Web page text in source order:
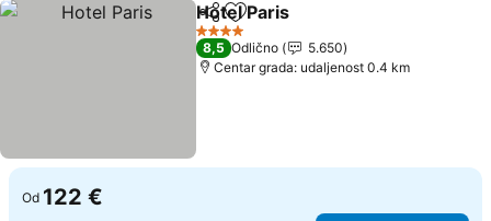
Deli Dodati u favorite
Hotel Paris
4 Zvezdice
8,5 Odlično
5.650
Centar grada: udaljenost 0.4 km
Od 122 €